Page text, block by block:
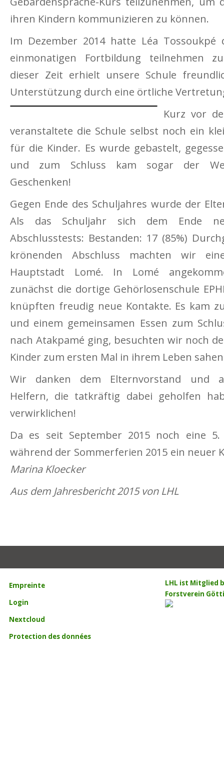
ihren Kindern kommunizieren zu können.
Im Dezember 2014 hatte Léa Tossoukpé
einmonatigen Fortbildung teilnehmen
dieser Zeit erhielt unsere Schule
Unterstützung durch eine örtliche
Kurz vor
veranstaltete die Schule selbst noch ein
für die Kinder. Es wurde gebastelt,
und zum Schluss kam sogar der
Geschenken!
Gegen Ende des Schuljahres wurde der
Als das Schuljahr sich dem Ende
Abschlusstests: Bestanden: 17 (85%)
krönenden Abschluss machten wir
Hauptstadt Lomé. In Lomé
zunächst die dortige Gehörlosenschule
knüpften freudig neue Kontakte. Es kam
und einem gemeinsa­men Essen zum
nach Atakpamé ging, besuchten wir noch
Kinder zum ersten Mal in ihrem Leben
Wir danken dem Elternvorstand und
Helfern, die tatkräftig dabei geholfen
verwirklichen!
Da es seit September 2015 noch eine
während der Sommerferien 2015 ein neuer
Marina Kloecker
Aus dem Jahresbericht 2015 von LHL
Empreinte
Login
Nextcloud
Protection des données
LHL ist Mitglied
Forstverein